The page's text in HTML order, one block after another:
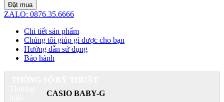
Đặt mua
ZALO: 0876.35.6666
Chi tiết sản phẩm
Chúng tôi giúp gì được cho bạn
Hướng dẫn sử dụng
Bảo hành
CASIO BABY-G